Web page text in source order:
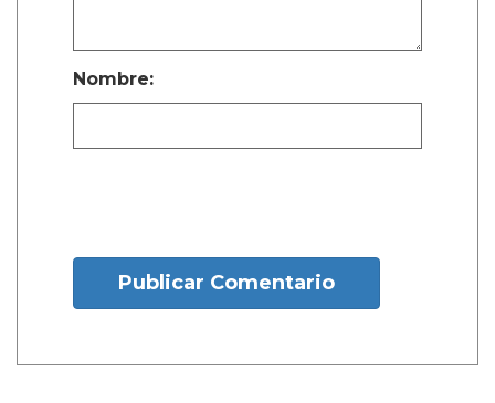
Nombre:
Publicar Comentario